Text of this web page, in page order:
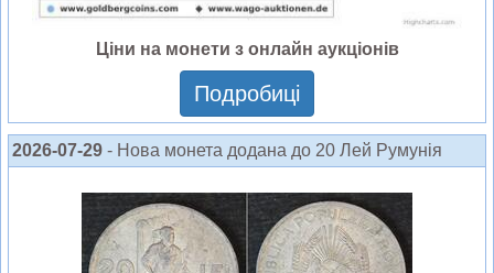
Ціни на монети з онлайн аукціонів
Подробиці
2026-07-29 - Нова монета додана до 20 Лей Румунія